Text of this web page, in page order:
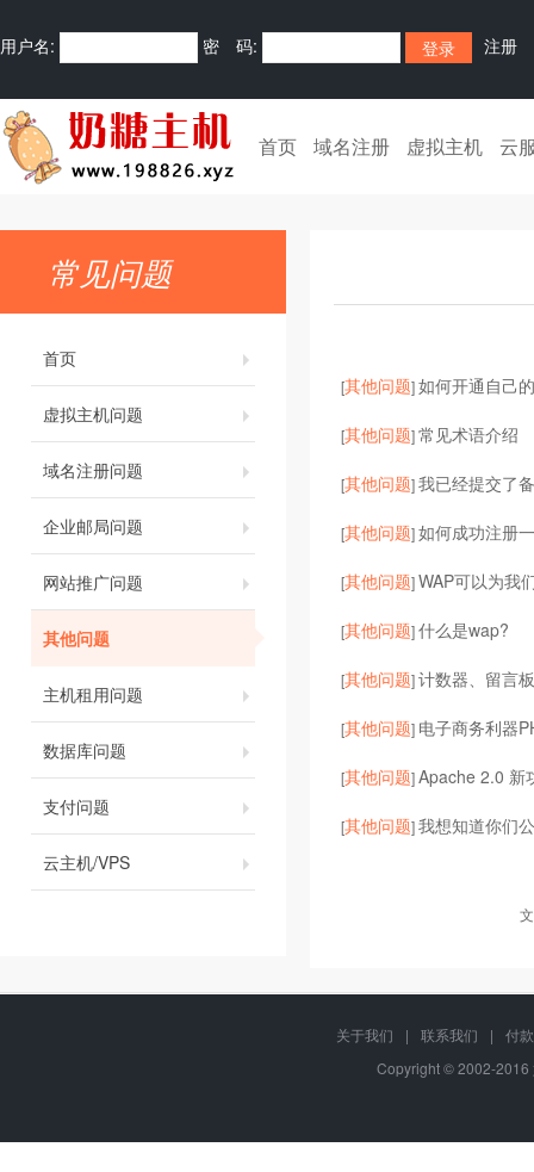
用户名: 密 码: 注册
首页 域名注册 虚拟主机 云
常见问题
首页
虚拟主机问题
域名注册问题
企业邮局问题
网站推广问题
其他问题
主机租用问题
数据库问题
支付问题
云主机/VPS
[其他问题]如何开通自己
[其他问题]常见术语介绍
[其他问题]我已经提交了
[其他问题]如何成功注册
[其他问题]WAP可以为我
[其他问题]什么是wap?
[其他问题]计数器、留言
[其他问题] 电子商务利器
[其他问题]Apache 2.0 新
[其他问题]我想知道你们
关于我们 | 联系我们 |
付
Copyright © 2002-